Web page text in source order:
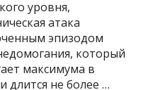
уровня,
атака
эпизодом
который
максимума в
длится не более …